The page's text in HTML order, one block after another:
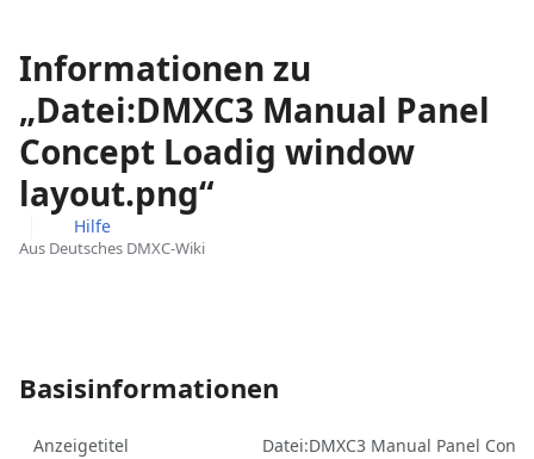
Informationen zu
„Datei:DMXC3 Manual Panel
Concept Loadig window
layout.png“
Hilfe
Aus Deutsches DMXC-Wiki
Basisinformationen
Anzeigetitel
Datei:DMXC3 Manual Panel